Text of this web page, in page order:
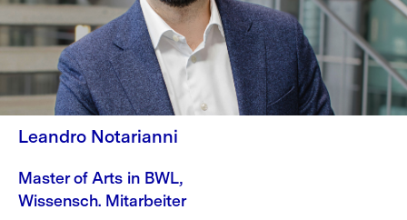
Leandro Notarianni
Master of Arts in BWL,
Wissensch. Mitarbeiter